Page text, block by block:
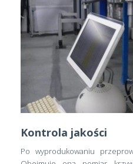
Kontrola jakości
Po wyprodukowaniu